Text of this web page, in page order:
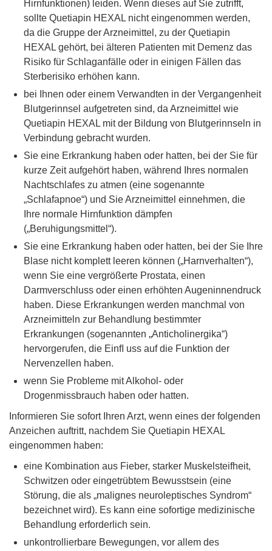
Hirnfunktionen) leiden. Wenn dieses auf Sie zutrifft,
sollte Quetiapin HEXAL nicht eingenommen werden,
da die Gruppe der Arzneimittel, zu der Quetiapin
HEXAL gehört, bei älteren Patienten mit Demenz das
Risiko für Schlaganfälle oder in einigen Fällen das
Sterberisiko erhöhen kann.
bei Ihnen oder einem Verwandten in der Vergangenheit
Blutgerinnsel aufgetreten sind, da Arzneimittel wie
Quetiapin HEXAL mit der Bildung von Blutgerinnseln in
Verbindung gebracht wurden.
Sie eine Erkrankung haben oder hatten, bei der Sie für
kurze Zeit aufgehört haben, während Ihres normalen
Nachtschlafes zu atmen (eine sogenannte
„Schlafapnoe“) und Sie Arzneimittel einnehmen, die
Ihre normale Hirnfunktion dämpfen
(„Beruhigungsmittel“).
Sie eine Erkrankung haben oder hatten, bei der Sie Ihre
Blase nicht komplett leeren können („Harnverhalten“),
wenn Sie eine vergrößerte Prostata, einen
Darmverschluss oder einen erhöhten Augeninnendruck
haben. Diese Erkrankungen werden manchmal von
Arzneimitteln zur Behandlung bestimmter
Erkrankungen (sogenannten „Anticholinergika“)
hervorgerufen, die Einﬂ uss auf die Funktion der
Nervenzellen haben.
wenn Sie Probleme mit Alkohol- oder
Drogenmissbrauch haben oder hatten.
Informieren Sie sofort Ihren Arzt, wenn eines der folgenden
Anzeichen auftritt, nachdem Sie Quetiapin HEXAL
eingenommen haben:
eine Kombination aus Fieber, starker Muskelsteifheit,
Schwitzen oder eingetrübtem Bewusstsein (eine
Störung, die als „malignes neuroleptisches Syndrom“
bezeichnet wird). Es kann eine sofortige medizinische
Behandlung erforderlich sein.
unkontrollierbare Bewegungen, vor allem des